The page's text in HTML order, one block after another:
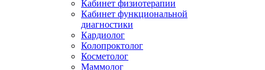
Кабинет физиотерапии
Кабинет функциональной
диагностики
Кардиолог
Колопроктолог
Косметолог
Маммолог